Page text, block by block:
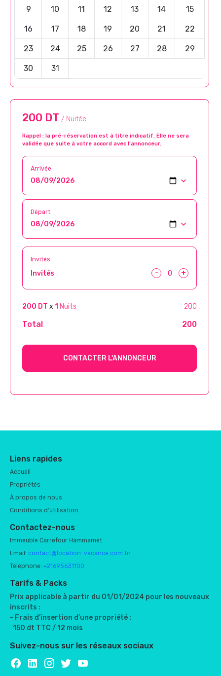
9 10 11 12 13 14 15
16 17 18 19 20 21 22
23 24 25 26 27 28 29
30 31
200 DT / Nuitée
Rappel : la pré-réservation est à titre indicatif. Elle ne sera
validée que suite à votre accord avec l’annonceur.
Arrivée
Départ
Invités
Invités - +
200 DT x 1 Nuits 200
Total 200
CONTACTER L'ANNONCEUR
Liens rapides
Accueil
Propriétés
À propos de nous
Conditions d'utilisation
Contactez-nous
Immeuble Carrefour Hammamet
Email: contact@location-vacance.com.tn
Téléphone: +21695631100
Tarifs & Packs
Prix applicable à partir du 01/01/2024 pour les nouveaux
inscrits :
- Frais d’insertion d’une propriété :
150 dt TTC / 12 mois
Suivez-nous sur les réseaux sociaux